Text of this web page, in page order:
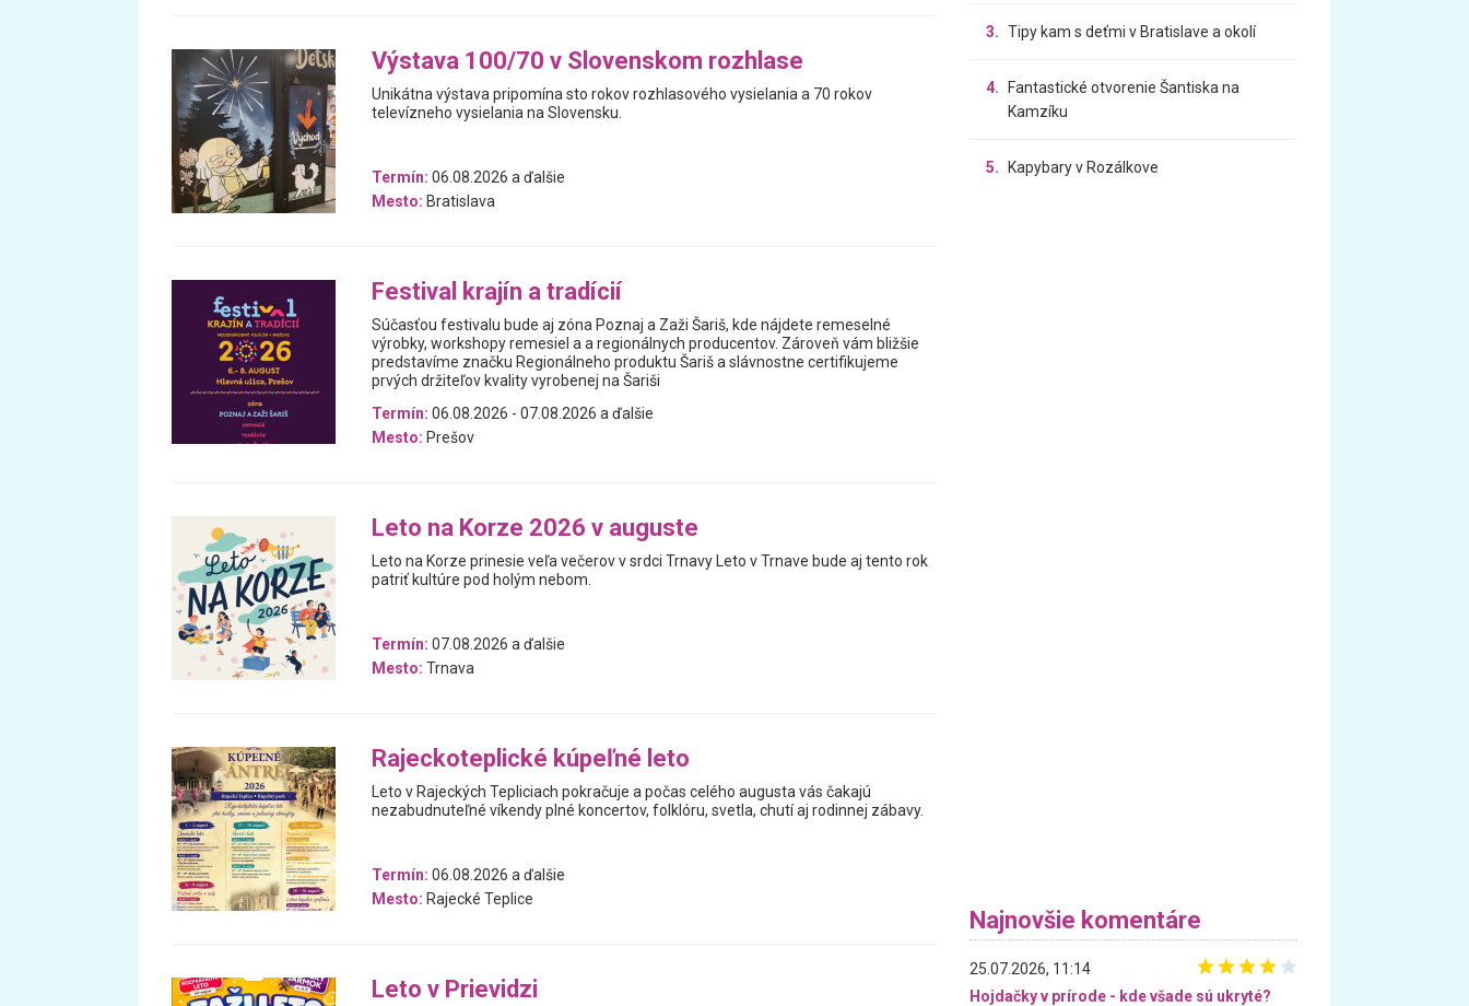
Výstava 100/70 v Slovenskom rozhlase
Unikátna výstava pripomína sto rokov rozhlasového vysielania a 70 rokov
televízneho vysielania na Slovensku.
Termín: 06.08.2026 a ďalšie
Mesto: Bratislava
Festival krajín a tradícií
Súčasťou festivalu bude aj zóna Poznaj a Zaži Šariš, kde nájdete remeselné
výrobky, workshopy remesiel a a regionálnych producentov. Zároveň vám bližšie
predstavíme značku Regionálneho produktu Šariš a slávnostne certifikujeme
prvých držiteľov kvality vyrobenej na Šariši
Termín: 06.08.2026 - 07.08.2026 a ďalšie
Mesto: Prešov
Leto na Korze 2026 v auguste
Leto na Korze prinesie veľa večerov v srdci Trnavy Leto v Trnave bude aj tento rok
patriť kultúre pod holým nebom.
Termín: 07.08.2026 a ďalšie
Mesto: Trnava
Rajeckoteplické kúpeľné leto
Leto v Rajeckých Tepliciach pokračuje a počas celého augusta vás čakajú
nezabudnuteľné víkendy plné koncertov, folklóru, svetla, chutí aj rodinnej zábavy.
Termín: 06.08.2026 a ďalšie
Mesto: Rajecké Teplice
Leto v Prievidzi
3. Tipy kam s deťmi v Bratislave a okolí
4.
Fantastické otvorenie Šantiska na
Kamzíku
5. Kapybary v Rozálkove
Najnovšie komentáre
25.07.2026, 11:14
Hojdačky v prírode - kde všade sú ukryté?